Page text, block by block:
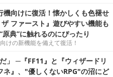
機向けに復活！懐かしくも色褪せ
ファースト』遊びやすい機能も
典”に触れるのにぴったり
けの新機能を備えて復活！
」 ─『FF11』と『ウィザードリ
ネ』、"優しくないRPG"の沼にど